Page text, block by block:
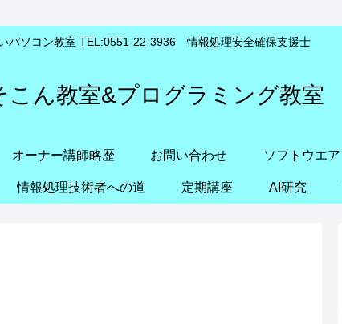
パソコン教室 TEL:0551-22-3936 情報処理安全確保支援士
こん教室&プログラミング教室
オーナー講師略歴 お問い合わせ ソフトウエア
情報処理技術者への道 定期講座 AI研究